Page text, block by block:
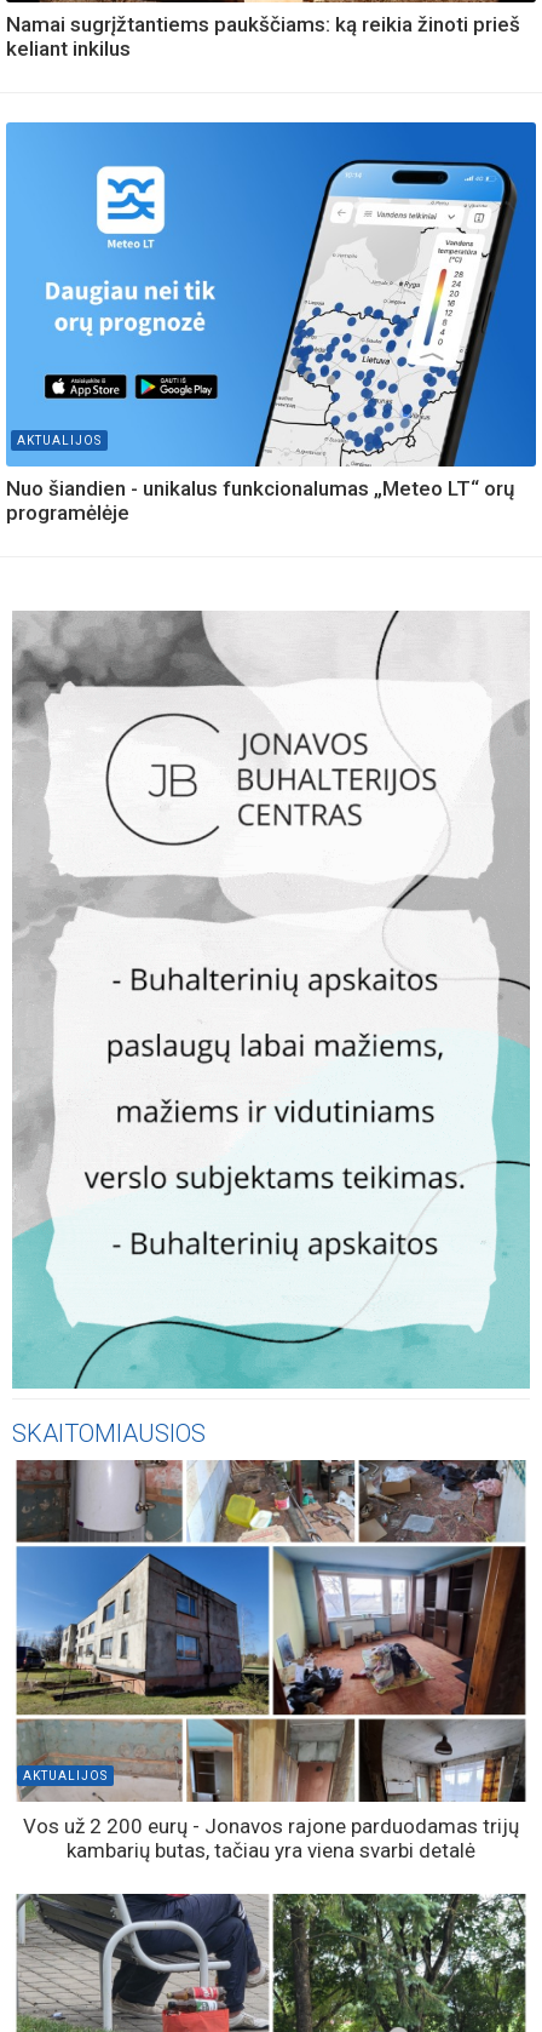
SKAITOMIAUSIOS
AKTUALIJOS
Vos už 2 200 eurų - Jonavos rajone parduodamas trijų
kambarių butas, tačiau yra viena svarbi detalė
Namai sugrįžtantiems paukščiams: ką reikia žinoti prieš
keliant inkilus
AKTUALIJOS
Nuo šiandien - unikalus funkcionalumas „Meteo LT“ orų
programėlėje